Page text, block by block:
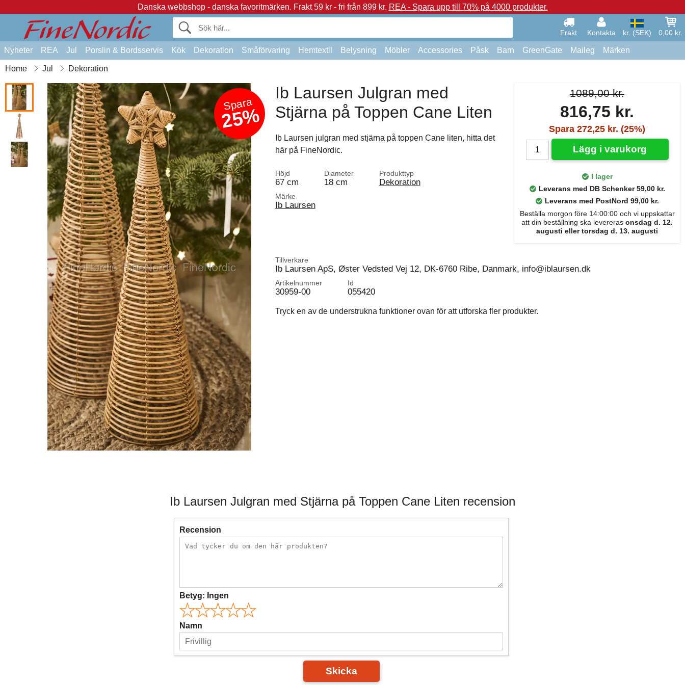
Danska webbshop - danska favoritmärken. Frakt 59 kr - fri från 899 kr. REA - Spara upp till 70% på 4000 produkter.
Frakt Kontakta kr. (SEK) 0,00 kr.
Nyheter REA Jul Porslin & Bordsservis Kök Dekoration Småförvaring Hemtextil Belysning Möbler Accessories Påsk Barn GreenGate Maileg Märken
Home Jul Dekoration
Spara
25%
1089,00 kr.
816,75 kr.
Spara 272,25 kr. (25%)
Lägg i varukorg
I lager
Leverans med DB Schenker 59,00 kr.
Leverans med PostNord 99,00 kr.
Beställa morgon före 14:00:00 och vi uppskattar
att din beställning ska levereras onsdag d. 12.
augusti eller torsdag d. 13. augusti
Ib Laursen Julgran med
Stjärna på Toppen Cane Liten
Ib Laursen julgran med stjärna på toppen Cane liten, hitta det
här på FineNordic.
Höjd
67 cm
Diameter
18 cm
Produkttyp
Dekoration
Märke
Ib Laursen
Tillverkare
Ib Laursen ApS, Øster Vedsted Vej 12, DK-6760 Ribe, Danmark, info@iblaursen.dk
Artikelnummer
30959-00
Id
055420
Tryck en av de understrukna funktioner ovan för att utforska fler produkter.
Ib Laursen Julgran med Stjärna på Toppen Cane Liten recension
Recension
Betyg: Ingen
Namn
Skicka